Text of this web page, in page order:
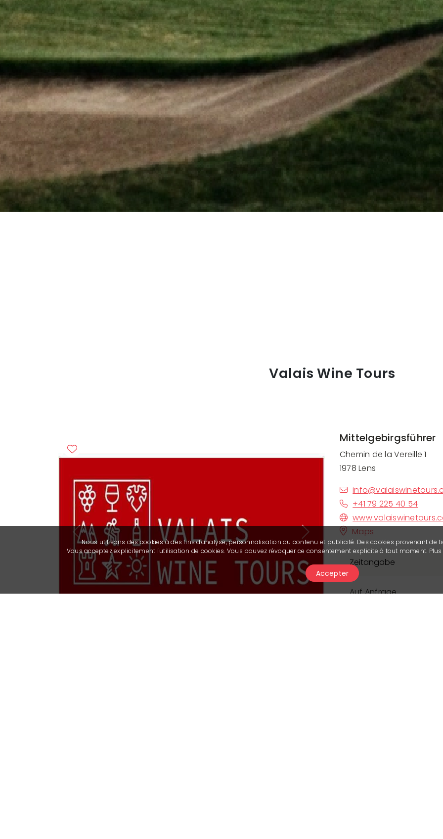
Valais Wine Tours
Previous Next
Mittelgebirgsführer
Chemin de la Vereille 1
1978 Lens
+41 79 225 40 54
Maps
Zeitangabe
Auf Anfrage
Nous utilisons des cookies à des fins d'analyse, personnalisation du contenu et publicité. Des cookies provenant de
Vous acceptez explicitement l'utilisation de cookies. Vous pouvez révoquer ce consentement explicite à tout moment.
Accepter